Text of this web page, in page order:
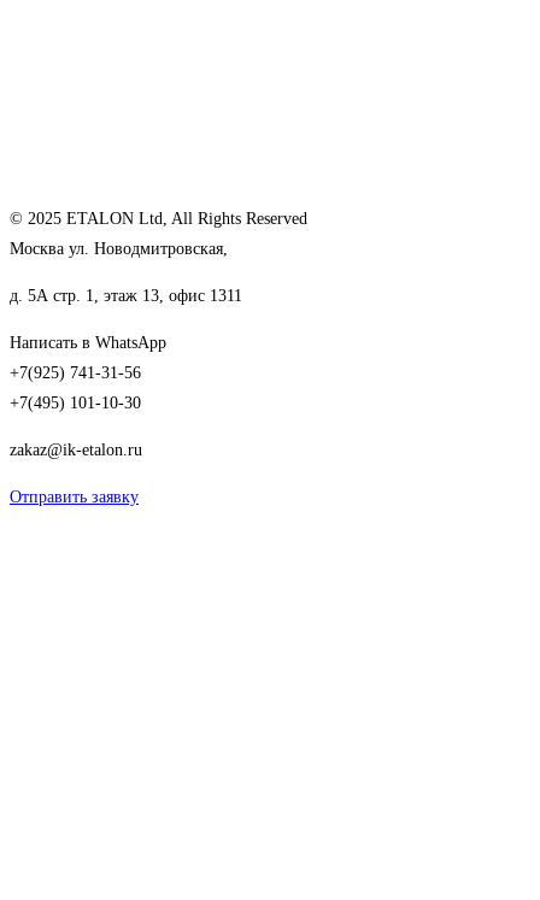
© 2025 ETALON Ltd, All Rights Reserved
Москва ул. Новодмитровская,
д. 5А стр. 1, этаж 13, офис 1311
Написать в WhatsApp
+7(925) 741-31-56
+7(495) 101-10-30
zakaz@ik-etalon.ru
Отправить заявку